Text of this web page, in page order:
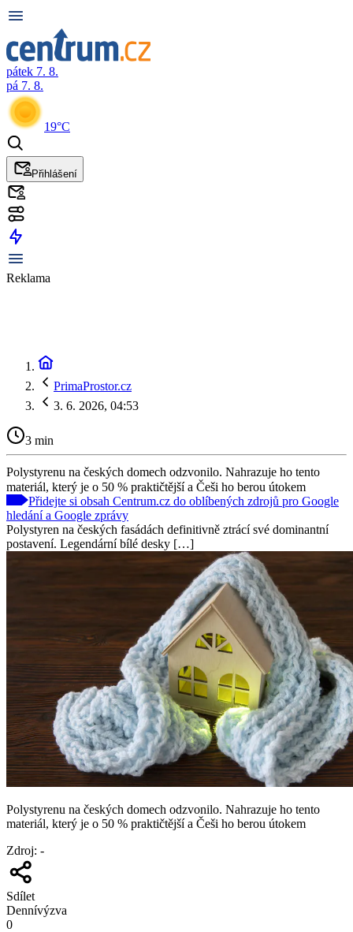
pátek 7. 8.
pá 7. 8.
19°C
Přihlášení
Reklama
PrimaProstor.cz
3. 6. 2026, 04:53
3 min
Polystyrenu na českých domech odzvonilo. Nahrazuje ho tento
materiál, který je o 50 % praktičtější a Češi ho berou útokem
Přidejte si obsah Centrum.cz do oblíbených zdrojů pro Google
hledání a Google zprávy
Polystyren na českých fasádách definitivně ztrácí své dominantní
postavení. Legendární bílé desky […]
Polystyrenu na českých domech odzvonilo. Nahrazuje ho tento
materiál, který je o 50 % praktičtější a Češi ho berou útokem
Zdroj: -
Sdílet
Dennívýzva
0